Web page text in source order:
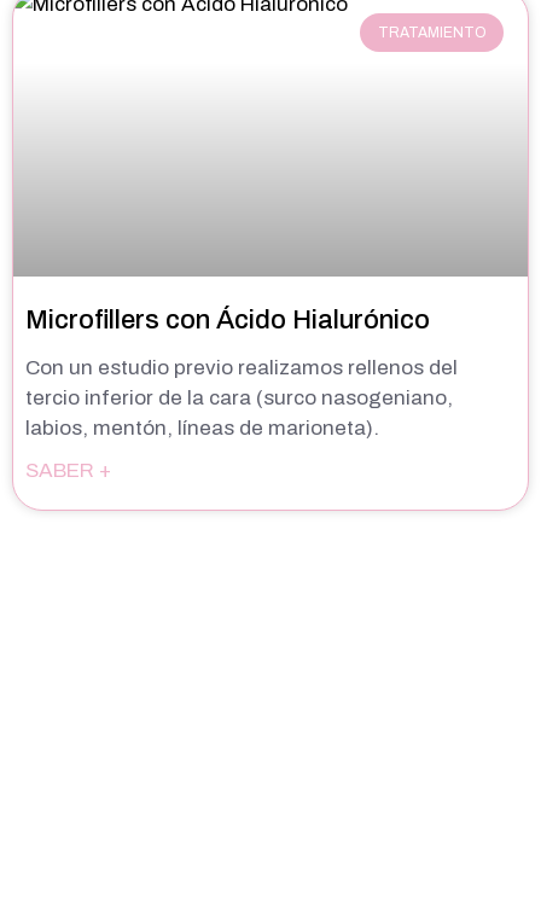
TRATAMIENTO
Microfillers con Ácido Hialurónico
Con un estudio previo realizamos rellenos del
tercio inferior de la cara (surco nasogeniano,
labios, mentón, líneas de marioneta).
SABER +